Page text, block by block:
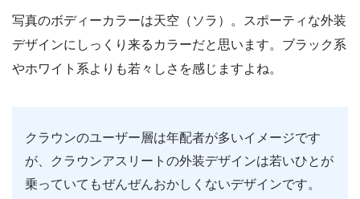
写真のボディーカラーは天空（ソラ）。スポーティな外装
デザインにしっくり来るカラーだと思います。ブラック系
やホワイト系よりも若々しさを感じますよね。
クラウンのユーザー層は年配者が多いイメージです
が、クラウンアスリートの外装デザインは若いひとが
乗っていてもぜんぜんおかしくないデザインです。